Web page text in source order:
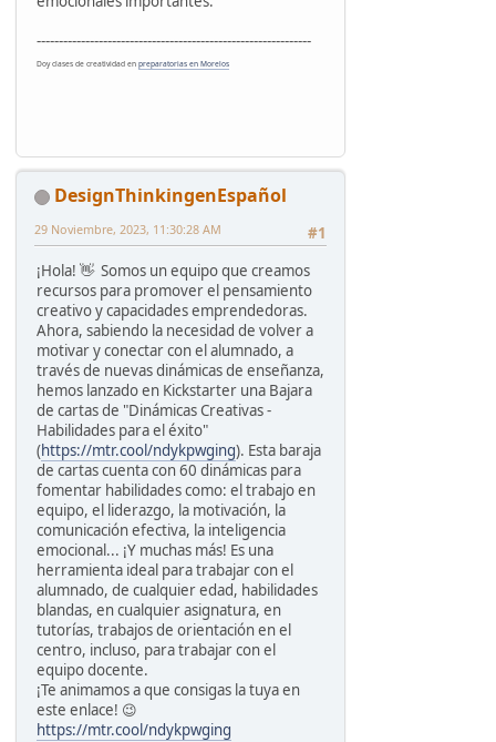
--------------------------------------------------------------
Doy clases de creatividad en preparatorias en Morelos
DesignThinkingenEspañol
#1
29 Noviembre, 2023, 11:30:28 AM
¡Hola! 👋 Somos un equipo que creamos
recursos para promover el pensamiento
creativo y capacidades emprendedoras.
Ahora, sabiendo la necesidad de volver a
motivar y conectar con el alumnado, a
través de nuevas dinámicas de enseñanza,
hemos lanzado en Kickstarter una Bajara
de cartas de "Dinámicas Creativas -
Habilidades para el éxito"
(https://mtr.cool/ndykpwging). Esta baraja
de cartas cuenta con 60 dinámicas para
fomentar habilidades como: el trabajo en
equipo, el liderazgo, la motivación, la
comunicación efectiva, la inteligencia
emocional... ¡Y muchas más! Es una
herramienta ideal para trabajar con el
alumnado, de cualquier edad, habilidades
blandas, en cualquier asignatura, en
tutorías, trabajos de orientación en el
centro, incluso, para trabajar con el
equipo docente.
¡Te animamos a que consigas la tuya en
este enlace! 😉
https://mtr.cool/ndykpwging